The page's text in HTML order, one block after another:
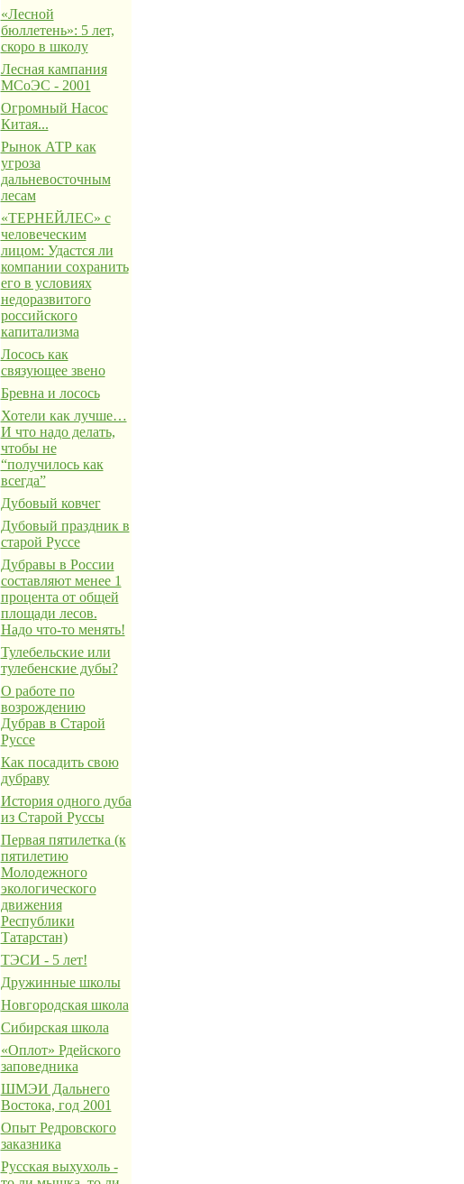
«Лесной
бюллетень»: 5 лет,
скоро в школу
Лесная кампания
МСоЭС - 2001
Огромный Насос
Китая...
Рынок АТР как
угроза
дальневосточным
лесам
«ТЕРНЕЙЛЕС» с
человеческим
лицом: Удастся ли
компании сохранить
его в условиях
недоразвитого
российского
капитализма
Лосось как
связующее звено
Бревна и лосось
Хотели как лучше…
И что надо делать,
чтобы не
“получилось как
всегда”
Дубовый ковчег
Дубовый праздник в
старой Руссе
Дубравы в России
составляют менее 1
процента от общей
площади лесов.
Надо что-то менять!
Тулебельские или
тулебенские дубы?
О работе по
возрождению
Дубрав в Старой
Руссе
Как посадить свою
дубраву
История одного дуба
из Старой Руссы
Первая пятилетка (к
пятилетию
Молодежного
экологического
движения
Республики
Татарстан)
ТЭСИ - 5 лет!
Дружинные школы
Новгородская школа
Сибирская школа
«Оплот» Рдейского
заповедника
ШМЭИ Дальнего
Востока, год 2001
Опыт Редровского
заказника
Русская выхухоль -